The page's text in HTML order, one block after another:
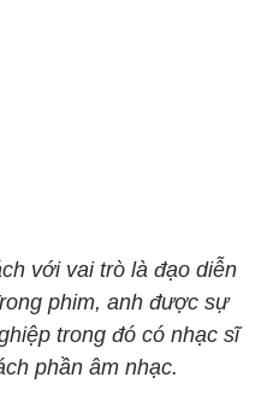
với vai trò là đạo diễn
phim, anh được sự
trong đó có nhạc sĩ
phần âm nhạc.